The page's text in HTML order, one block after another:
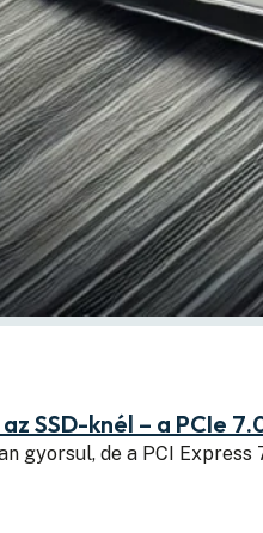
SSD-knél – a PCIe
gyorsul, de a PCI Express